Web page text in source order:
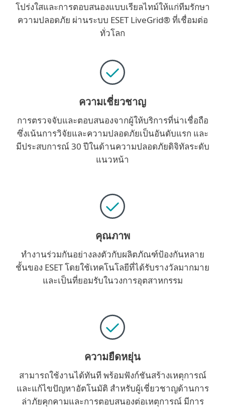
โปร่งใสและการตอบสนองแบบเรียลไทม์ให้แก่ทีมรักษา
ความปลอดภัย ผ่านระบบ ESET LiveGrid® ที่เชื่อมต่อ
ทั่วโลก
ความเชี่ยวชาญ
การตรวจจับและตอบสนองจากผู้ให้บริการที่น่าเชื่อถือ
ซึ่งเน้นการวิจัยและความปลอดภัยเป็นอันดับแรก และ
มีประสบการณ์ 30 ปีในด้านความปลอดภัยดิจิทัลระดับ
แนวหน้า
คุณภาพ
ทำงานร่วมกันอย่างลงตัวกับผลิตภัณฑ์ป้องกันหลาย
ชั้นของ ESET โดยใช้เทคโนโลยีที่ได้รับรางวัลมากมาย
และเป็นที่ยอมรับในวงการอุตสาหกรรม
ความยืดหยุ่น
สามารถใช้งานได้ทันที พร้อมฟังก์ชันสร้างเหตุการณ์
และแก้ไขปัญหาอัตโนมัติ สำหรับผู้เชี่ยวชาญด้านการ
ล่าภัยคุกคามและการตอบสนองต่อเหตุการณ์ มีการ